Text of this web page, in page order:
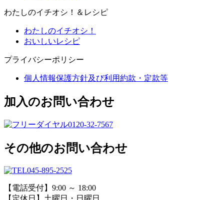
わたしのイチオシ！＆レシピ
わたしのイチオシ！
おいしいレシピ
プライバシーポリシー
個人情報保護方針及び利用約款・定款等
加入のお問い合わせ
0120-32-7567
その他のお問い合わせ
045-895-2525
【電話受付】9:00 ～ 18:00
【定休日】土曜日・日曜日